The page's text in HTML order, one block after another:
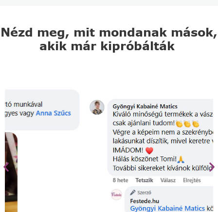
Nézd meg, mit mondanak mások,
akik már kipróbálták